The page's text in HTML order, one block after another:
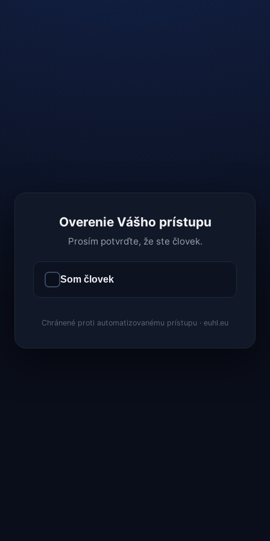
Overenie Vášho prístupu
Prosím potvrďte, že ste človek.
Som človek
Chránené proti automatizovanému prístupu · euhl.eu